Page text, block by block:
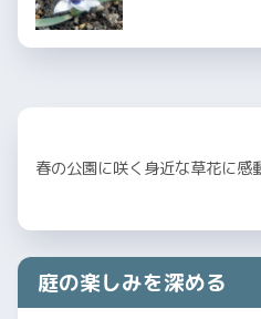
春の公園に咲く身近な草花に感
庭の楽しみを深める